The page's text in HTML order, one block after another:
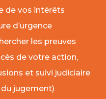
de vos intérêts
d’urgence
les preuves
de votre action,
et suivi judiciaire
du jugement)